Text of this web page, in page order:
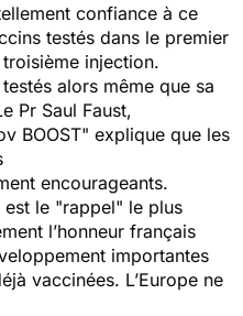
confiance à ce
testés dans le premier
injection.
alors même que sa
Pr Saul Faust,
BOOST" explique que les
encourageants.
est le "rappel" le plus
l’honneur français
importantes
vaccinées. L’Europe ne